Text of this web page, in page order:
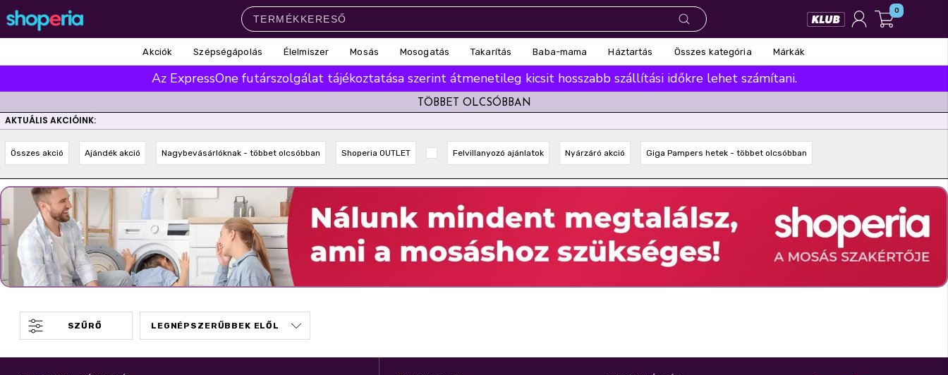
0
Élelmiszer
Baba-mama
Népszerű márkák
Pampers Lenor Violeta
Coccolino Silan
Népszerű keresések
leukoplast ariel lenor finish
pampers
Akciók Szépségápolás Élelmiszer Mosás Mosogatás Takarítás Baba-mama Háztartás Összes kategória Márkák
Az ExpressOne futárszolgálat tájékoztatása szerint átmenetileg kicsit hosszabb szállítási időkre lehet számítani.
TÖBBET OLCSÓBBAN
AKTUÁLIS AKCIÓINK:
Összes akció Ajándék akció Nagybevásárlóknak - többet olcsóbban Shoperia OUTLET Felvillanyozó ajánlatok Nyárzáró akció Giga Pampers hetek - többet olcsóbban
SZŰRŐ